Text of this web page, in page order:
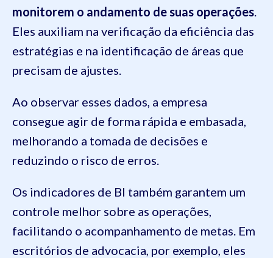
monitorem o andamento de suas operações
Eles auxiliam na verificação da eficiência das
estratégias e na identificação de áreas que
precisam de ajustes.
Ao observar esses dados, a empresa
consegue agir de forma rápida e embasada,
melhorando a tomada de decisões e
reduzindo o risco de erros.
Os indicadores de BI também garantem um
controle melhor sobre as operações,
facilitando o acompanhamento de metas. Em
escritórios de advocacia, por exemplo, eles